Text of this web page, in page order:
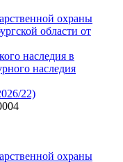
охраны
области от
наследия в
наследия
22)
охраны